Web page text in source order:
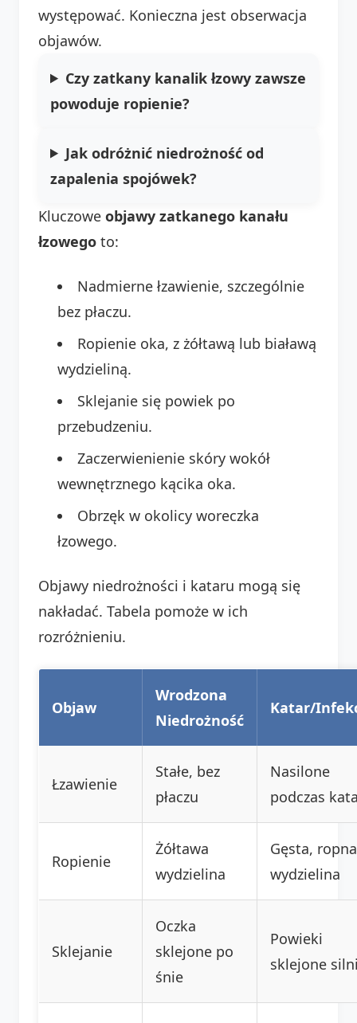
występować. Konieczna jest obserwacja
objawów.
Czy zatkany kanalik łzowy zawsze
powoduje ropienie?
Jak odróżnić niedrożność od
zapalenia spojówek?
Kluczowe objawy zatkanego kanału
łzowego to:
Nadmierne łzawienie, szczególnie
bez płaczu.
Ropienie oka, z żółtawą lub białawą
wydzieliną.
Sklejanie się powiek po
przebudzeniu.
Zaczerwienienie skóry wokół
wewnętrznego kącika oka.
Obrzęk w okolicy woreczka
łzowego.
Objawy niedrożności i kataru mogą się
nakładać. Tabela pomoże w ich
rozróżnieniu.
Objaw
Wrodzona
Niedrożność
Katar/
Łzawienie
Stałe, bez
płaczu
Nasilone
podczas
Ropienie
Żółtawa
wydzielina
Gęsta, ropna
wydzielina
Sklejanie
Oczka
sklejone po
śnie
Powieki
sklejone